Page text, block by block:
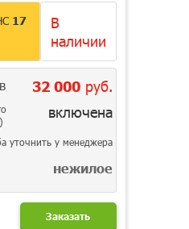
17
В
наличии
32 000руб.
включена
уточнить у менеджера
нежилое
Заказать